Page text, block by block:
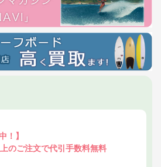
！】
のご注文で代引手数料無料